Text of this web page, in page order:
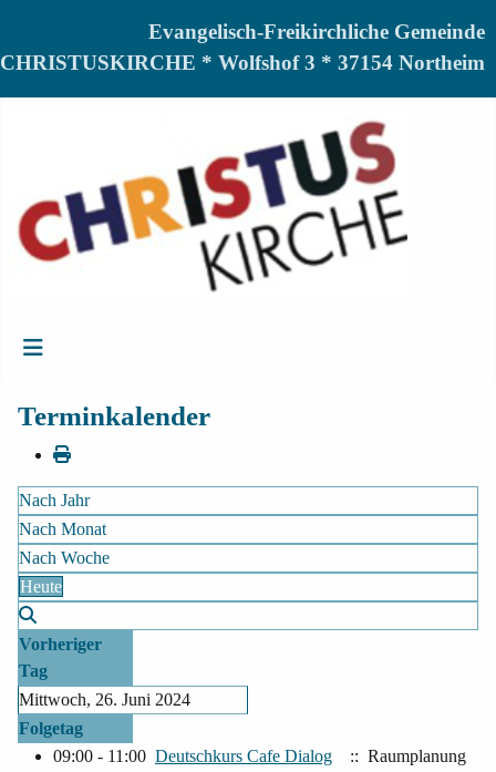
Evangelisch-Freikirchliche Gemeinde
CHRISTUSKIRCHE * Wolfshof 3 * 37154 Northeim
Terminkalender
Nach Jahr
Nach Monat
Nach Woche
Heute
Vorheriger
Tag
Mittwoch, 26. Juni 2024
Folgetag
09:00 - 11:00 Deutschkurs Cafe Dialog :: Raumplanung